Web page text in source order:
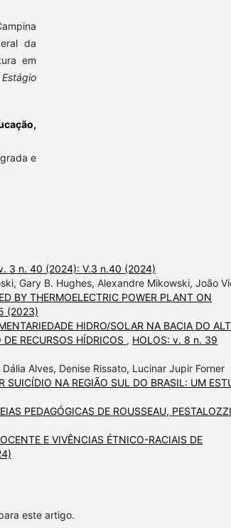
da
em
Estágio
e
3 n. 40 (2024): V.3 n.40 (2024)
Gary B. Hughes, Alexandre Mikowski, João
BY THERMOELECTRIC POWER PLANT ON
(2023)
HIDRO/SOLAR NA BACIA DO
RECURSOS HÍDRICOS , HOLOS: v. 8 n. 39
Alves, Denise Rissato, Lucinar Jupir Forner
SUICÍDIO NA REGIÃO SUL DO BRASIL: UM
PEDAGÓGICAS DE ROUSSEAU,
E VIVÊNCIAS ÉTNICO-RACIAIS DE
este artigo.